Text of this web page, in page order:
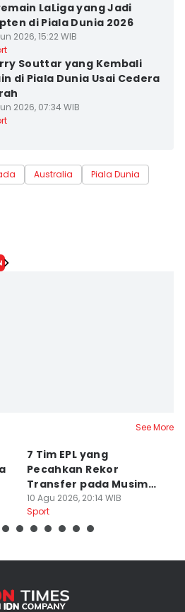
LaLiga yang Jadi
di Piala Dunia 2026
2026, 15:22 WIB
Souttar yang Kembali
di Piala Dunia Usai Cedera
2026, 07:34 WIB
Australia
Piala Dunia
See More
7 Tim EPL yang
Pecahkan Rekor
Transfer pada Musim
Panas 2026
10 Agu 2026, 20:14 WIB
Sport